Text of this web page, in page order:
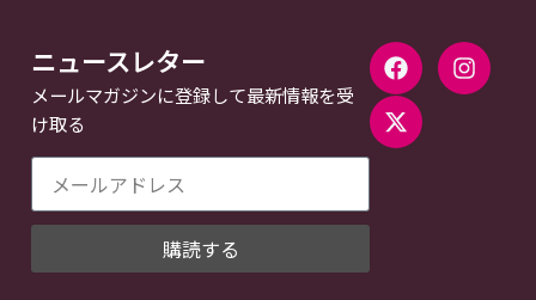
ニュースレター
メールマガジンに登録して最新情報を受
け取る
購読する